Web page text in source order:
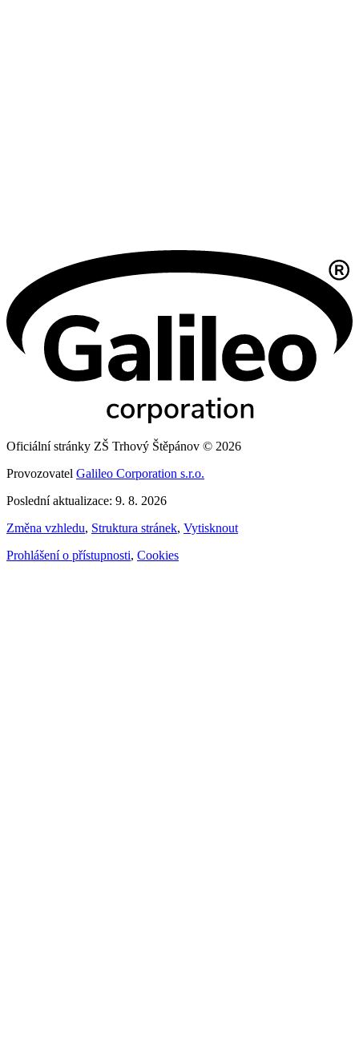
Oficiální stránky ZŠ Trhový Štěpánov © 2026
Provozovatel Galileo Corporation s.r.o.
Poslední aktualizace: 9. 8. 2026
Změna vzhledu, Struktura stránek, Vytisknout
Prohlášení o přístupnosti, Cookies